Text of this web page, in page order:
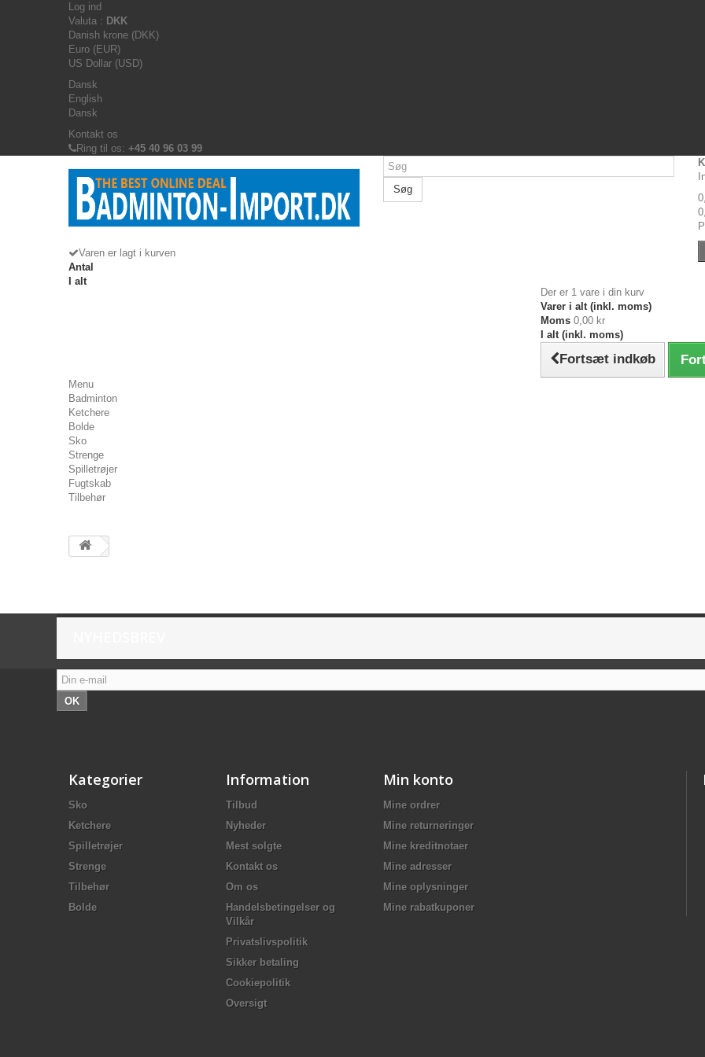
Log ind
Valuta : DKK
Danish krone (DKK)
Euro (EUR)
US Dollar (USD)
Dansk
English
Dansk
Kontakt os
Ring til os: +45 40 96 03 99
Søg
Varen er lagt i kurven
Antal
I alt
Der er 1 vare i din kurv
Varer i alt (inkl. moms)
Moms 0,00 kr
I alt (inkl. moms)
Fortsæt indkøb
Menu
Badminton
Ketchere
Bolde
Sko
Strenge
Spilletrøjer
Fugtskab
Tilbehør
OK
Kategorier
Sko
Ketchere
Spilletrøjer
Strenge
Tilbehør
Bolde
Information
Tilbud
Nyheder
Mest solgte
Kontakt os
Om os
Handelsbetingelser og
Vilkår
Privatslivspolitik
Sikker betaling
Cookiepolitik
Oversigt
Min konto
Mine ordrer
Mine returneringer
Mine kreditnotaer
Mine adresser
Mine oplysninger
Mine rabatkuponer